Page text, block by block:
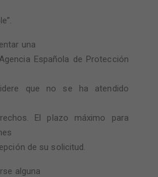
una
Española de Protección
que no se ha atendido
El plazo máximo para
de su solicitud.
alguna